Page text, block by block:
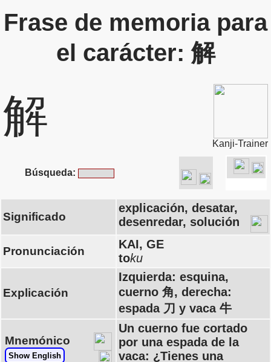
Frase de memoria para
el carácter: 解
解
Kanji-Trainer
Búsqueda:
Significado
explicación, desatar,
desenredar, solución
Pronunciación
KAI, GE
toku
Explicación
Izquierda: esquina,
cuerno 角, derecha:
espada 刀 y vaca 牛
Mnemónico
Show English
Un cuerno fue cortado
por una espada de la
vaca: ¿Tienes una